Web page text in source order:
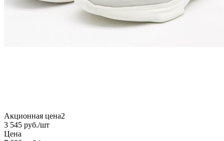
Акционная цена2
3 545 руб./шт
Цена